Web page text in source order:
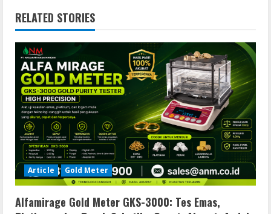
RELATED STORIES
Article Gold Meter
Alfamirage Gold Meter GKS-3000: Tes Emas,